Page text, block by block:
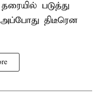
படுத்து
திடீரென